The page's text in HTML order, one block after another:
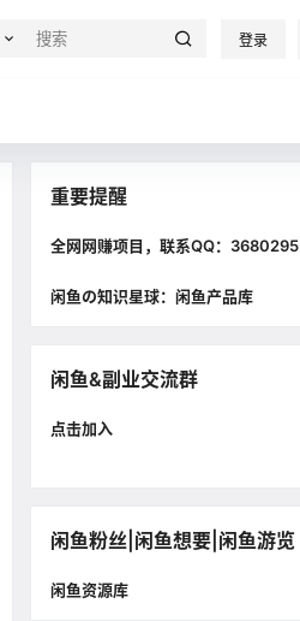
登录
重要提醒
全网网赚项目，联系QQ：3680295
闲鱼の知识星球：闲鱼产品库
闲鱼&副业交流群
点击加入
闲鱼粉丝|闲鱼想要|闲鱼游览
闲鱼资源库